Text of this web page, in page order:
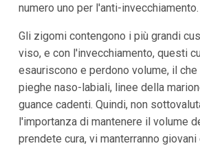
numero uno per l'anti-invecchiamento.
Gli zigomi contengono i più grandi
viso, e con l'invecchiamento, questi
esauriscono e perdono volume, il
pieghe naso-labiali, linee della
guance cadenti. Quindi, non
l'importanza di mantenere il volume
prendete cura, vi manterranno